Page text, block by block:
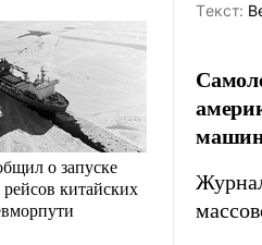
о запуске
китайских
Tекст: